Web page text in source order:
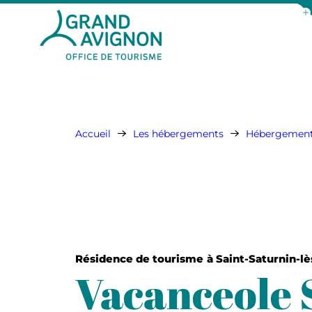
Accueil Les hébergements
Résidence de tourisme à Saint-Saturnin-
Vacanceole